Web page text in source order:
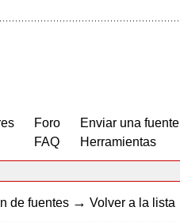
Foro
FAQ
Enviar una fuente
Herramientas
de fuentes → Volver a la lista